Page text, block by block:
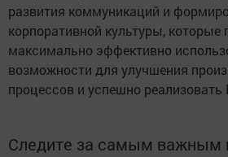
развития коммуникаций и
корпоративной культуры, которые
максимально эффективно
возможности для улучшения
процессов и успешно реализовать
Следите за самым важным